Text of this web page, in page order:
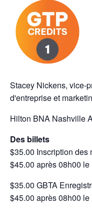
Stacey Nickens, vice-
d'entreprise et
Hilton BNA Nashville
Des billets
$35.00 Inscription des
$45.00 après 08h00 le
$35.00 GBTA
$45.00 après 08h00 le